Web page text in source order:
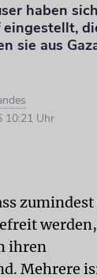
haben
sie aus
10:21 Uhr
ihren
Mehrere